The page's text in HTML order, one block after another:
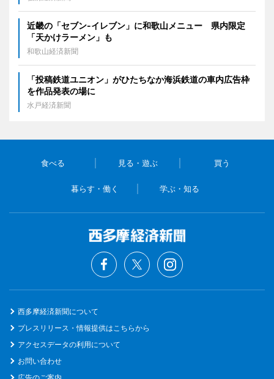
近畿の「セブン-イレブン」に和歌山メニュー 県内限定
「天かけラーメン」も
和歌山経済新聞
「投稿鉄道ユニオン」がひたちなか海浜鉄道の車内広告枠
を作品発表の場に
水戸経済新聞
食べる 見る・遊ぶ 買う
暮らす・働く 学ぶ・知る
西多摩経済新聞について
プレスリリース・情報提供はこちらから
アクセスデータの利用について
お問い合わせ